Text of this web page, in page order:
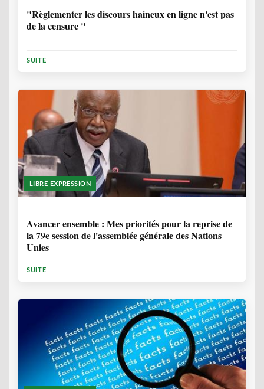
"Règlementer les discours haineux en ligne n'est pas
de la censure "
SUITE
LIBRE EXPRESSION
Avancer ensemble : Mes priorités pour la reprise de
la 79e session de l'assemblée générale des Nations
Unies
SUITE